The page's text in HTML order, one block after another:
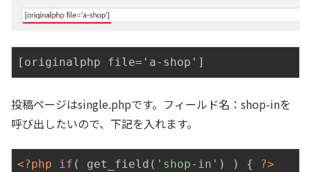
投稿ページはsingle.phpです。フィールド名：shop-inを
呼び出したいので、下記を入れます。
<?php if ( get_field( 'shop-in' ) ) {
?>